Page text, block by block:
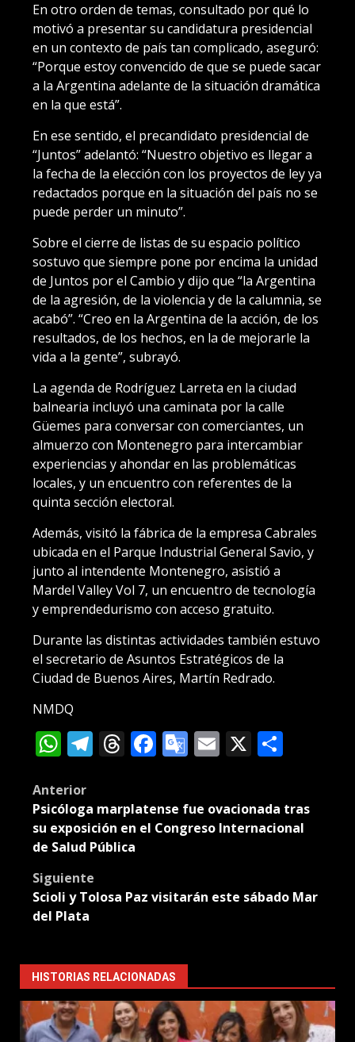
En otro orden de temas, consultado por qué lo
motivó a presentar su candidatura presidencial
en un contexto de país tan complicado, aseguró:
“Porque estoy convencido de que se puede sacar
a la Argentina adelante de la situación dramática
en la que está”.
En ese sentido, el precandidato presidencial de
“Juntos” adelantó: “Nuestro objetivo es llegar a
la fecha de la elección con los proyectos de ley ya
redactados porque en la situación del país no se
puede perder un minuto”.
Sobre el cierre de listas de su espacio político
sostuvo que siempre pone por encima la unidad
de Juntos por el Cambio y dijo que “la Argentina
de la agresión, de la violencia y de la calumnia, se
acabó”. “Creo en la Argentina de la acción, de los
resultados, de los hechos, en la de mejorarle la
vida a la gente”, subrayó.
La agenda de Rodríguez Larreta en la ciudad
balnearia incluyó una caminata por la calle
Güemes para conversar con comerciantes, un
almuerzo con Montenegro para intercambiar
experiencias y ahondar en las problemáticas
locales, y un encuentro con referentes de la
quinta sección electoral.
Además, visitó la fábrica de la empresa Cabrales
ubicada en el Parque Industrial General Savio, y
junto al intendente Montenegro, asistió a
Mardel Valley Vol 7, un encuentro de tecnología
y emprendedurismo con acceso gratuito.
Durante las distintas actividades también estuvo
el secretario de Asuntos Estratégicos de la
Ciudad de Buenos Aires, Martín Redrado.
NMDQ
WhatsApp
Telegram
Threads
Facebook
Google
Email
X
Post
navigation
Anterior
Psicóloga marplatense fue ovacionada tras
su exposición en el Congreso Internacional
de Salud Pública
Siguiente
Scioli y Tolosa Paz visitarán este sábado Mar
del Plata
HISTORIAS RELACIONADAS